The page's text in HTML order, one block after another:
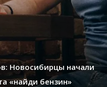
Новосибирцы начали
«найди бензин»